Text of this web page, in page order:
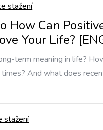
stažení
How Can
Your Life?
term meaning in life?
And what does
stažení